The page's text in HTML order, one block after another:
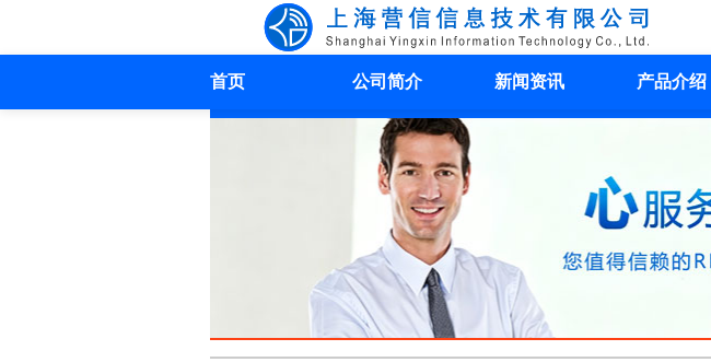
首页 公司简介 新闻资讯 产品介绍